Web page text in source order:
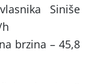
Siniše
brzina – 45,8